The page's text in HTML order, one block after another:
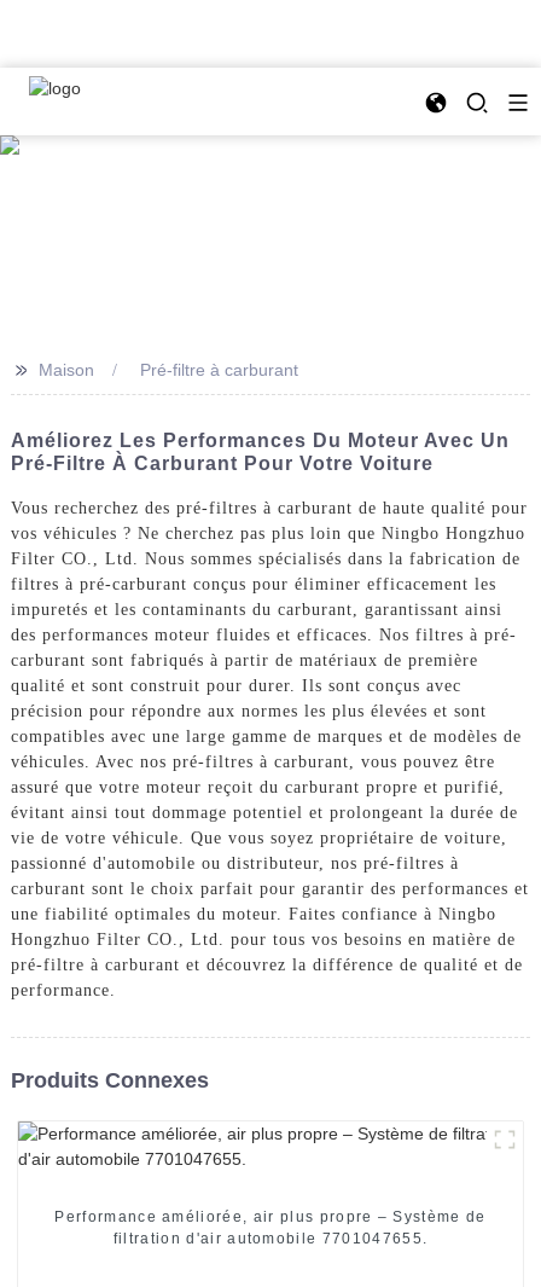
>> Maison Pré-filtre à carburant
Améliorez Les Performances Du Moteur Avec Un
Pré-Filtre À Carburant Pour Votre Voiture
Vous recherchez des pré-filtres à carburant de haute qualité pour
vos véhicules ? Ne cherchez pas plus loin que Ningbo Hongzhuo
Filter CO., Ltd. Nous sommes spécialisés dans la fabrication de
filtres à pré-carburant conçus pour éliminer efficacement les
impuretés et les contaminants du carburant, garantissant ainsi
des performances moteur fluides et efficaces. Nos filtres à pré-
carburant sont fabriqués à partir de matériaux de première
qualité et sont construit pour durer. Ils sont conçus avec
précision pour répondre aux normes les plus élevées et sont
compatibles avec une large gamme de marques et de modèles de
véhicules. Avec nos pré-filtres à carburant, vous pouvez être
assuré que votre moteur reçoit du carburant propre et purifié,
évitant ainsi tout dommage potentiel et prolongeant la durée de
vie de votre véhicule. Que vous soyez propriétaire de voiture,
passionné d'automobile ou distributeur, nos pré-filtres à
carburant sont le choix parfait pour garantir des performances et
une fiabilité optimales du moteur. Faites confiance à Ningbo
Hongzhuo Filter CO., Ltd. pour tous vos besoins en matière de
pré-filtre à carburant et découvrez la différence de qualité et de
performance.
Produits Connexes
Performance améliorée, air plus propre – Système de
filtration d'air automobile 7701047655.